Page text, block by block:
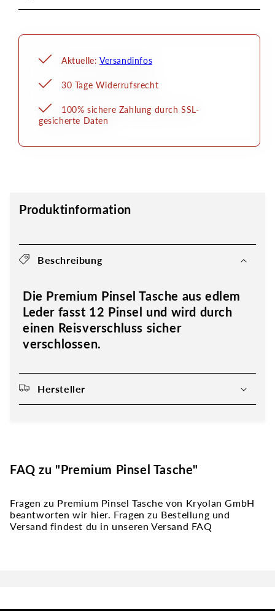
Aktuelle: Versandinfos
30 Tage Widerrufsrecht
100% sichere Zahlung durch SSL-
gesicherte Daten
Produktinformation
Beschreibung
Die Premium Pinsel Tasche aus edlem
Leder fasst 12 Pinsel und wird durch
einen Reisverschluss sicher
verschlossen.
Hersteller
FAQ zu "Premium Pinsel Tasche"
Fragen zu Premium Pinsel Tasche von Kryolan GmbH
beantworten wir hier. Fragen zu Bestellung und
Versand findest du in unseren Versand FAQ